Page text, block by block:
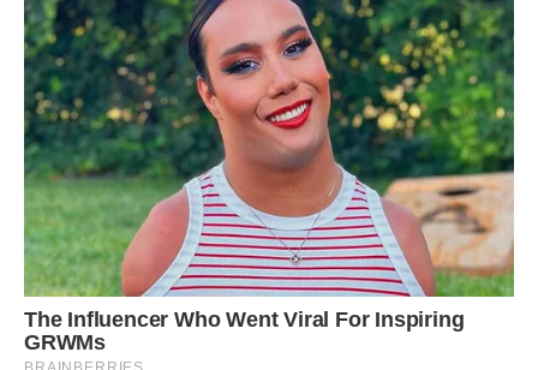
Для крему:
До жовтків всипаємо цукрову пудру і зіб’ємо.
Продовжуючи збивати тонкою цівкою вливаємо молоко
На маленькому вогні постійно помішуючи варимо до